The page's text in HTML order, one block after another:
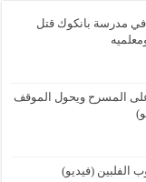
في مدرسة بانكوك قتل
المسرح ويحول الموقف